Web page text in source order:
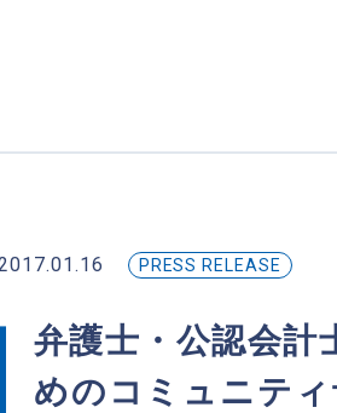
PRESS RELEASE
弁護士・公認会計
めのコミュニテ